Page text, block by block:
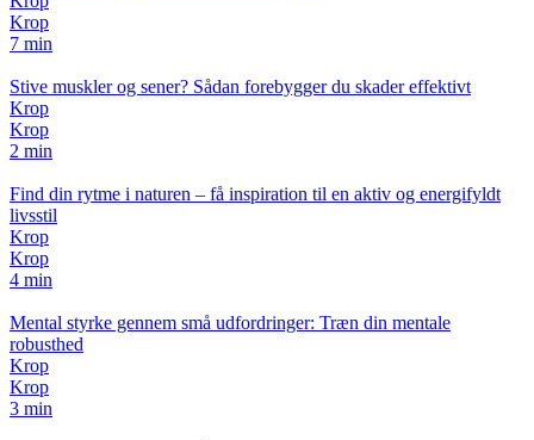
Krop
7 min
Stive muskler og sener? Sådan forebygger du skader effektivt
Krop
Krop
2 min
Find din rytme i naturen – få inspiration til en aktiv og energifyldt
livsstil
Krop
Krop
4 min
Mental styrke gennem små udfordringer: Træn din mentale
robusthed
Krop
Krop
3 min